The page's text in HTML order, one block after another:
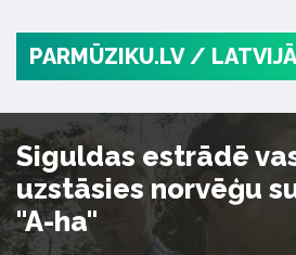
PARMŪZIKU.LV / LATVIJĀ
Siguldas estrādē
uzstāsies norvēģu
"A-ha"